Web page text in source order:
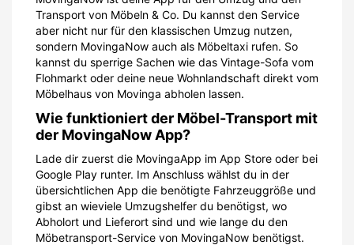
Transport von Möbeln & Co. Du kannst den Service
aber nicht nur für den klassischen Umzug nutzen,
sondern MovingaNow auch als Möbeltaxi rufen. So
kannst du sperrige Sachen wie das Vintage-Sofa vom
Flohmarkt oder deine neue Wohnlandschaft direkt vom
Möbelhaus von Movinga abholen lassen.
Wie funktioniert der Möbel-Transport mit
der MovingaNow App?
Lade dir zuerst die MovingaApp im App Store oder bei
Google Play runter. Im Anschluss wählst du in der
übersichtlichen App die benötigte Fahrzeuggröße und
gibst an wieviele Umzugshelfer du benötigst, wo
Abholort und Lieferort sind und wie lange du den
Möbetransport-Service von MovingaNow benötigst.